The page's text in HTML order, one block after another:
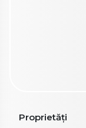
Proprietăți